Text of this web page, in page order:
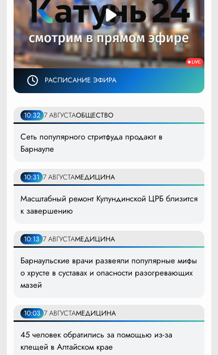
РАСПИСАНИЕ ЭФИРА
10:32 7 АВГУСТАОБЩЕСТВО
Сеть популярного стритфуда продают в
Барнауле
10:31 7 АВГУСТАМЕДИЦИНА
Масштабный ремонт Кулундинской ЦРБ близится
к завершению
10:13 7 АВГУСТАМЕДИЦИНА
Барнаульские врачи развеяли популярные мифы
о хрусте в суставах и опасности разогревающих
мазей
10:03 7 АВГУСТАМЕДИЦИНА
45 человек обратились за помощью из-за
клещей в Алтайском крае